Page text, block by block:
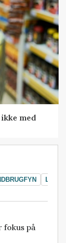
med
på